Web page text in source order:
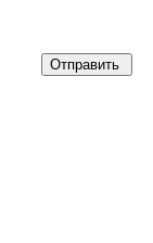
Отправить